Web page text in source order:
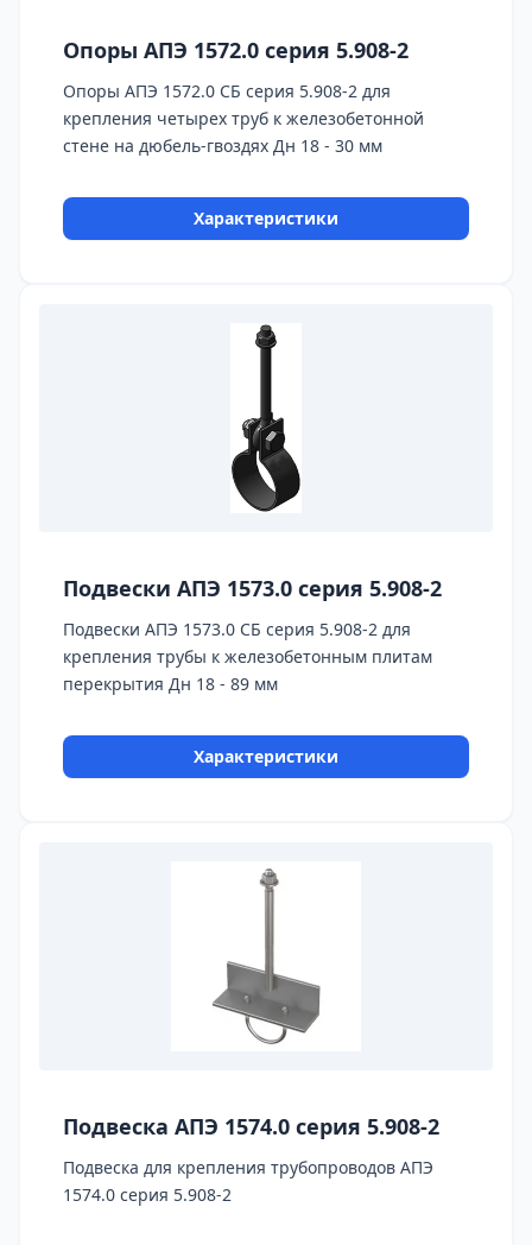
Опоры АПЭ 1572.0 серия 5.908-2
Опоры АПЭ 1572.0 СБ серия 5.908-2 для
крепления четырех труб к железобетонной
стене на дюбель-гвоздях Дн 18 - 30 мм
Характеристики
Подвески АПЭ 1573.0 серия 5.908-2
Подвески АПЭ 1573.0 СБ серия 5.908-2 для
крепления трубы к железобетонным плитам
перекрытия Дн 18 - 89 мм
Характеристики
Подвеска АПЭ 1574.0 серия 5.908-2
Подвеска для крепления трубопроводов АПЭ
1574.0 серия 5.908-2